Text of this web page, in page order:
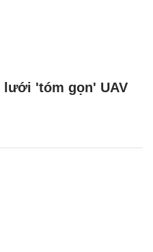
lưới 'tóm gọn' UAV